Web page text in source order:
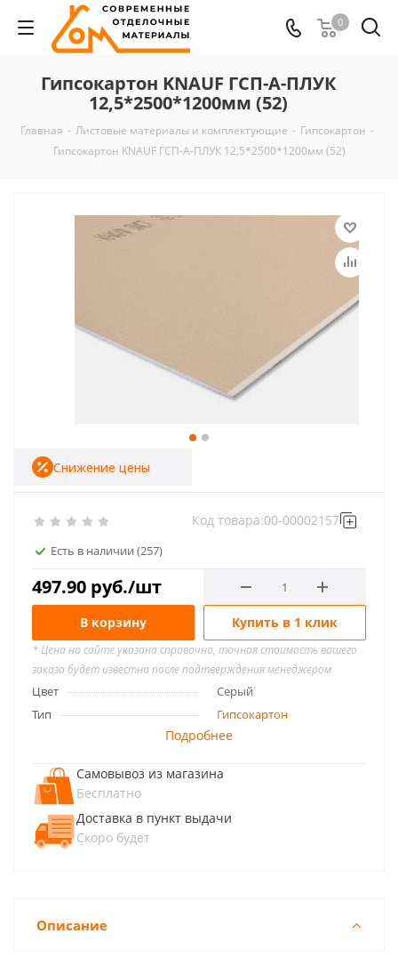
0
Гипсокартон KNAUF ГСП-А-ПЛУК
12,5*2500*1200мм (52)
Главная - Листовые материалы и комплектующие - Гипсокартон -
Гипсокартон KNAUF ГСП-А-ПЛУК 12,5*2500*1200мм (52)
Есть в наличии (257)
Код товара:00-00002157
497.90 руб./шт
Снижение цены
В корзину Купить в 1 клик
* Цена на сайте указана справочно, точная стоимость вашего
заказа будет известна после подтверждения менеджером
Цвет
Серый
Тип
Гипсокартон
Подробнее
Самовывоз из магазина
Бесплатно
Доставка в пункт выдачи
Скоро будет
Описание